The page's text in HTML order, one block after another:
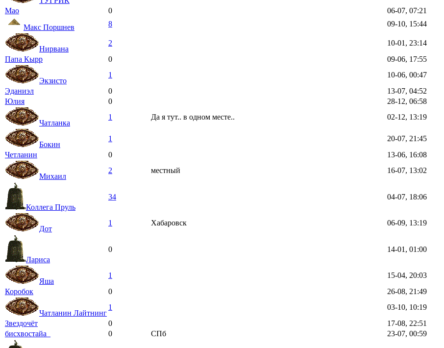
Мао
0 06-07, 07:21
Макс Поршнев
8 09-10, 15:44
Нирвана
2 10-01, 23:14
Папа Кырр
0 09-06, 17:55
Экзисто
1 10-06, 00:47
Эданиэл
0 13-07, 04:52
Юлия
0 28-12, 06:58
Чатланка
1 Да я тут.. в одном месте.. 02-12, 13:19
Бокин
1 20-07, 21:45
Четланин
0 13-06, 16:08
Михаил
2 местный 16-07, 13:02
Коллега Пруль
34 04-07, 18:06
Дот
1 Хабаровск 06-09, 13:19
Лариса
0 14-01, 01:00
Яша
1 15-04, 20:03
Коробок
0 26-08, 21:49
Чатланин Лайтнинг
1 03-10, 10:19
Звездочёт
0 17-08, 22:51
бисхвостайа_
0 СПб 23-07, 00:59